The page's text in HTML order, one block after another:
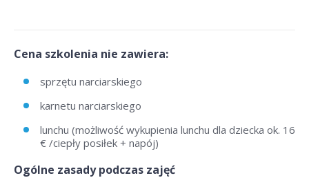
Cena szkolenia nie zawiera:
sprzętu narciarskiego
karnetu narciarskiego
lunchu (możliwość wykupienia lunchu dla dziecka ok. 16
€ /ciepły posiłek + napój)
Ogólne zasady podczas zajęć